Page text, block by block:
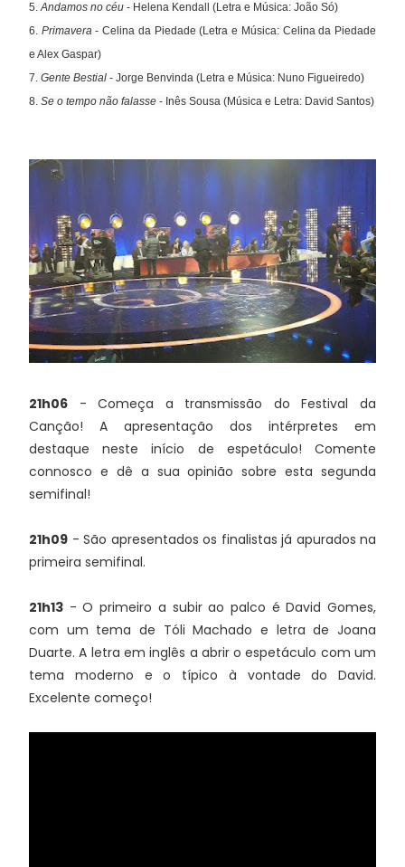
5.Andamos no céu - Helena Kendall (Letra e Música: João Só)
6. Primavera- Celina da Piedade (Letra e Música: Celina da Piedade
e Alex Gaspar)
7. Gente Bestial - Jorge Benvinda (Letra e Música: Nuno Figueiredo)
8. Se o tempo não falasse - Inês Sousa (Música e Letra: David Santos)
21h06 - Começa a transmissão do Festival da
Canção! A apresentação dos intérpretes em
destaque neste início de espetáculo! Comente
connosco e dê a sua opinião sobre esta segunda
semifinal!
21h09 - São apresentados os finalistas já apurados na
primeira semifinal.
21h13 - O primeiro a subir ao palco é David Gomes,
com um tema de Tóli Machado e letra de Joana
Duarte. A letra em inglês a abrir o espetáculo com um
tema moderno e o típico à vontade do David.
Excelente começo!